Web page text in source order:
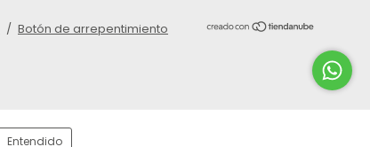
Entendido
/ Botón de arrepentimiento